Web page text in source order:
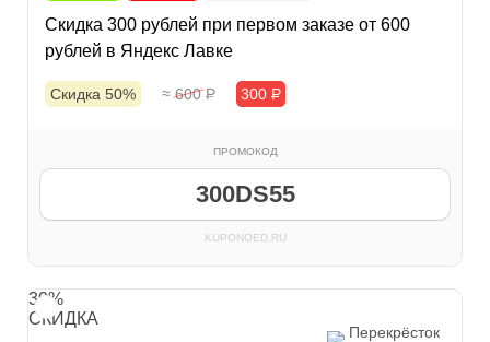
Скидка 300 рублей при первом заказе от 600
рублей в Яндекс Лавке
Скидка 50% ≈ 600Р 300 Р
ПРОМОКОД
300DS55
KUPONOED.RU
30%
СКИДКА
Перекрёсток